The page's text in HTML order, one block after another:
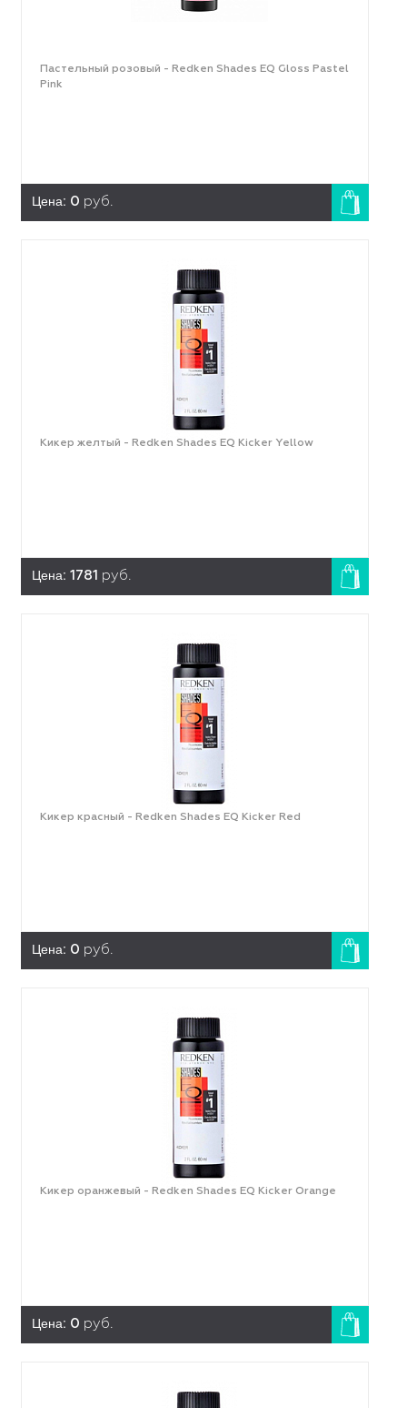
Пастельный розовый - Redken Shades EQ Gloss Pastel
Pink
Цена: 0 руб.
Кикер желтый - Redken Shades EQ Kicker Yellow
Цена: 1781 руб.
Кикер красный - Redken Shades EQ Kicker Red
Цена: 0 руб.
Кикер оранжевый - Redken Shades EQ Kicker Orange
Цена: 0 руб.